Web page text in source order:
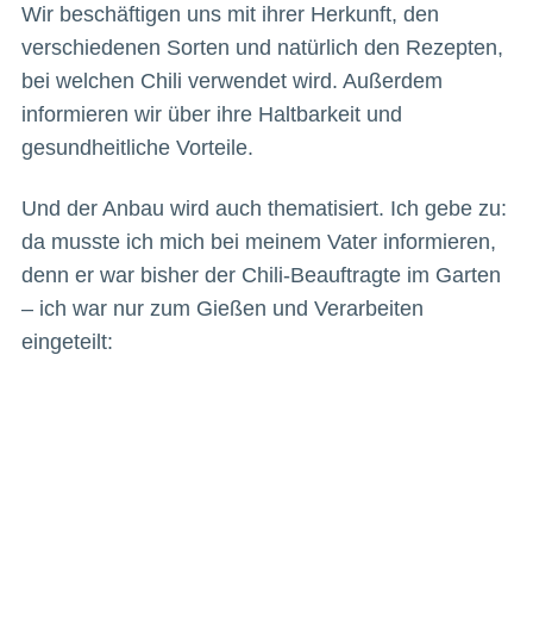
Wir beschäftigen uns mit ihrer Herkunft, den
verschiedenen Sorten und natürlich den Rezepten,
bei welchen Chili verwendet wird. Außerdem
informieren wir über ihre Haltbarkeit und
gesundheitliche Vorteile.
Und der Anbau wird auch thematisiert. Ich gebe zu:
da musste ich mich bei meinem Vater informieren,
denn er war bisher der Chili-Beauftragte im Garten
– ich war nur zum Gießen und Verarbeiten
eingeteilt: